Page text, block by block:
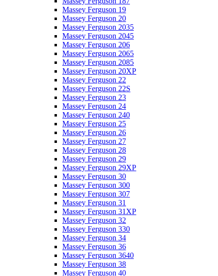
Massey Ferguson 19
Massey Ferguson 20
Massey Ferguson 2035
Massey Ferguson 2045
Massey Ferguson 206
Massey Ferguson 2065
Massey Ferguson 2085
Massey Ferguson 20XP
Massey Ferguson 22
Massey Ferguson 22S
Massey Ferguson 23
Massey Ferguson 24
Massey Ferguson 240
Massey Ferguson 25
Massey Ferguson 26
Massey Ferguson 27
Massey Ferguson 28
Massey Ferguson 29
Massey Ferguson 29XP
Massey Ferguson 30
Massey Ferguson 300
Massey Ferguson 307
Massey Ferguson 31
Massey Ferguson 31XP
Massey Ferguson 32
Massey Ferguson 330
Massey Ferguson 34
Massey Ferguson 36
Massey Ferguson 3640
Massey Ferguson 38
Massey Ferguson 40